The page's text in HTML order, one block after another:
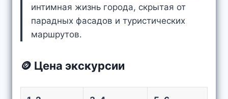
интимная жизнь города, скрытая от
парадных фасадов и туристических
маршрутов.
🪙 Цена экскурсии